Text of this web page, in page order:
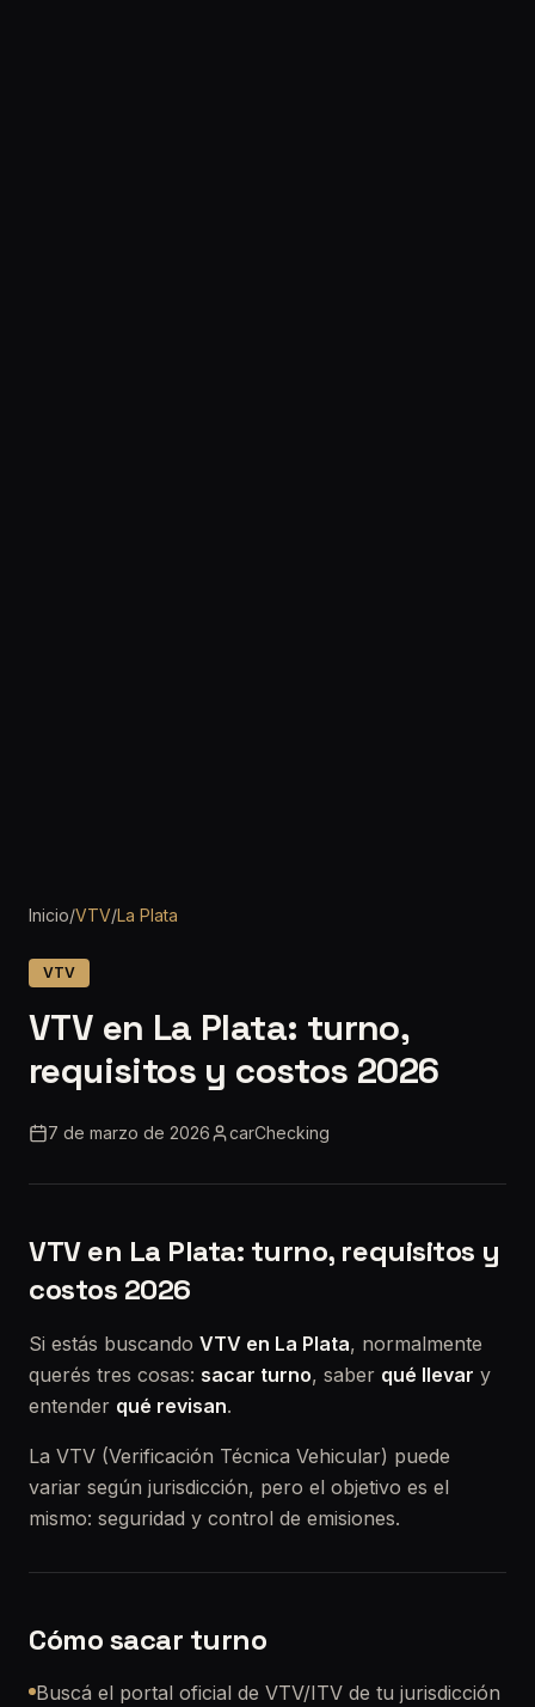
Inicio/VTV/La Plata
VTV
VTV en La Plata: turno,
requisitos y costos 2026
7 de marzo de 2026 carChecking
VTV en La Plata: turno, requisitos y
costos 2026
Si estás buscando VTV en La Plata, normalmente
querés tres cosas: sacar turno, saber qué llevar y
entender qué revisan.
La VTV (Verificación Técnica Vehicular) puede
variar según jurisdicción, pero el objetivo es el
mismo: seguridad y control de emisiones.
Cómo sacar turno
Buscá el portal oficial de VTV/ITV de tu jurisdicción